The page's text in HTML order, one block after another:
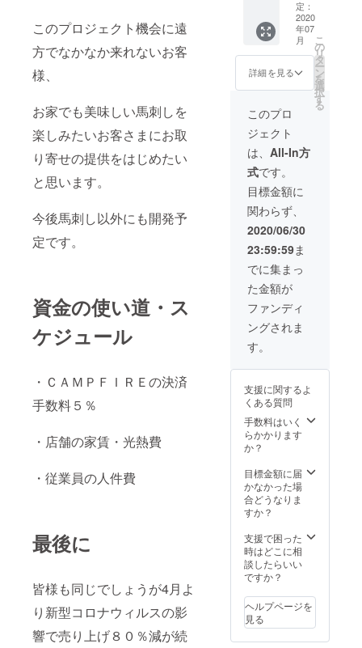
このプロジェクト機会に遠
方でなかなか来れないお客
様、
お家でも美味しい馬刺しを
楽しみたいお客さまにお取
り寄せの提供をはじめたい
と思います。
今後馬刺し以外にも開発予
定です。
資金の使い道・ス
ケジュール
・ＣＡＭＰＦＩＲＥの決済
手数料５％
・店舗の家賃・光熱費
・従業員の人件費
最後に
皆様も同じでしょうが4月よ
り新型コロナウィルスの影
響で売り上げ８０％減が続
・有効
期限：
2020年
12月31
日（コ
ロナの
長の場
ＮＳに
てお知
らせし
ます）
https://
www.fa
cebook.
com/17
③熊本
鮮馬刺
し２０
０ｇ霜
降り５
０ｇハ
０ｇコ
ウネ５
０ｇ
（カッ
ト済）
冷凍
便 甘
醤油付
き 【お
食事券
につい
て】 ・
居酒屋
いなや
ん店内
でご利
用いた
だけま
でませ
ん ・お
食事券
の払い
戻し、
換金は
郵送に
てお送
りいた
期限：
2020年
12月31
日（コ
収束時
期で延
長の場
合はＳ
or ②お
食事券
１００
０円×１
０枚＋
熊本鮮
馬刺し
赤身２
００ｇ
霜降り
１００
ｇハラ
ミタタ
キ８０
ｇ
（カッ
ト済）
冷凍
便 甘
醤油付
き 【お
食事券
につい
て】 ・
ん店内
用いた
だけま
す ・お
釣りは
でませ
食事券
の払い
戻し、
換金は
せん ・
郵送に
てお送
りいた
・有効
期限：
2020年
12月31
定：
2020
年07
月
詳細を見る
こ
の
リ
タ
ー
ン
を
選
択
す
る
このプロ
ジェクト
は、 All-In方
式です。
目標金額に
関わらず、
2020/06/30
23:59:59ま
でに集まっ
た金額が
ファンディ
ングされま
す。
支援に関するよ
くある質問
手数料はいく
らかかります
か？
目標金額に届
かなかった場
合どうなりま
すか？
支援で困った
時はどこに相
談したらいい
ですか？
ヘルプページを
見る